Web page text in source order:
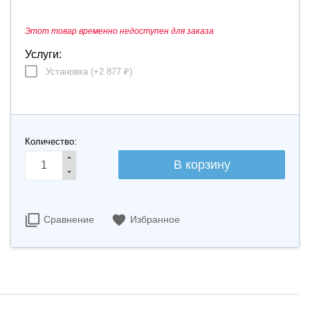
Этот товар временно недоступен для заказа
Услуги:
Установка (+2 877 ₽)
Количество:
Сравнение Избранное